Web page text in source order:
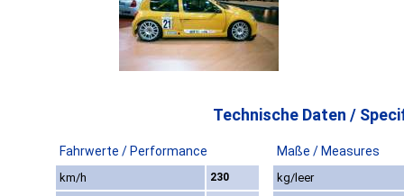
Technische Daten /
Fahrwerte / Performance Maße / Measures
km/h 230
kg/leer